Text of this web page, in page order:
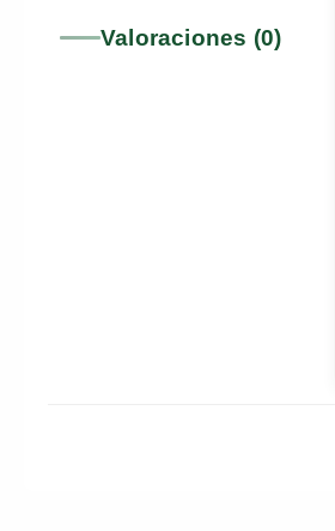
Valoraciones (0)